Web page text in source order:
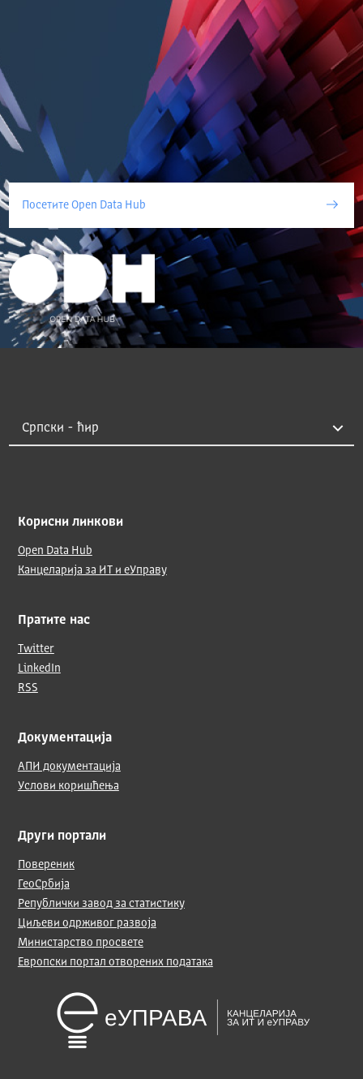
Посетите Open Data Hub
Корисни линкови
Open Data Hub
Канцеларија за ИТ и еУправу
Пратите нас
Twitter
LinkedIn
RSS
Документација
АПИ документација
Услови коришћења
Други портали
Повереник
ГеоСрбија
Републички завод за статистику
Циљеви одрживог развоја
Министарство просвете
Европски портал отворених података